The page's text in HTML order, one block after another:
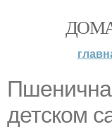
детском